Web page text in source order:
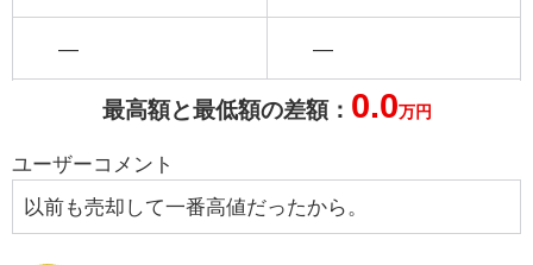
― ―
最高額と最低額の差額： 0.0万円
ユーザーコメント
以前も売却して一番高値だったから。